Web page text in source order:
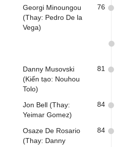
Georgi Minoungou
(Thay: Pedro De la
Vega)
76
Danny Musovski
(Kiến tạo: Nouhou
Tolo)
81
Jon Bell (Thay:
Yeimar Gomez)
84
Osaze De Rosario
(Thay: Danny
84